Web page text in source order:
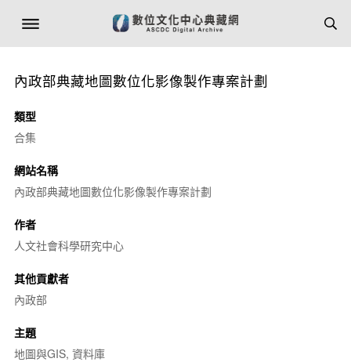
內政部典藏地圖數位化影像製作專案計劃
類型
合集
網站名稱
內政部典藏地圖數位化影像製作專案計劃
作者
人文社會科學研究中心
其他貢獻者
內政部
主題
地圖與GIS, 資料庫